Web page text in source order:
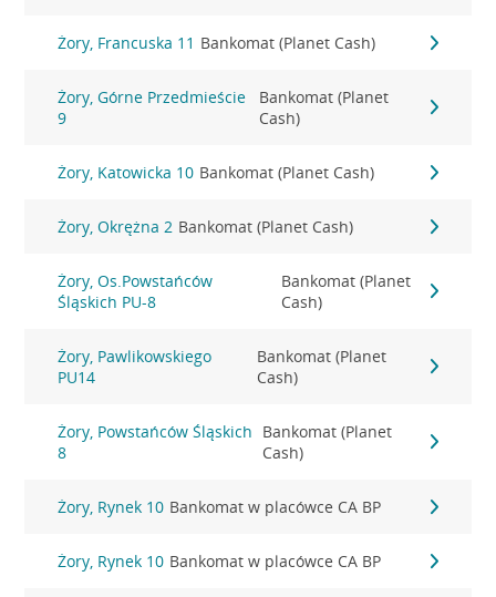
Żory, Francuska 11 Bankomat (Planet Cash)
Żory, Górne Przedmieście
9
Bankomat (Planet
Cash)
Żory, Katowicka 10 Bankomat (Planet Cash)
Żory, Okrężna 2 Bankomat (Planet Cash)
Żory, Os.Powstańców
Śląskich PU-8
Bankomat (Planet
Cash)
Żory, Pawlikowskiego
PU14
Bankomat (Planet
Cash)
Żory, Powstańców Śląskich
8
Bankomat (Planet
Cash)
Żory, Rynek 10 Bankomat w placówce CA BP
Żory, Rynek 10 Bankomat w placówce CA BP